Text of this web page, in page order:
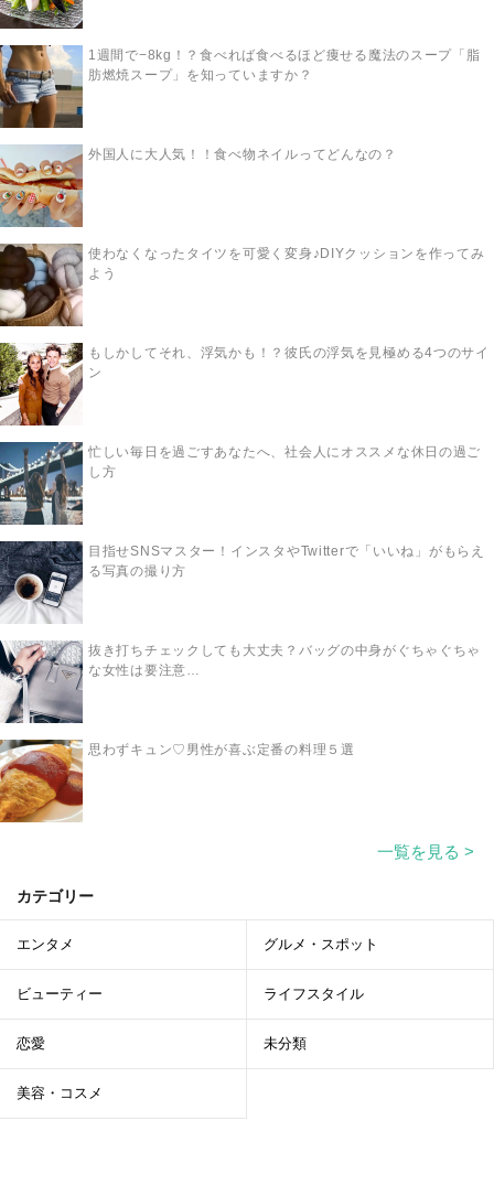
1週間で−8kg！？食べれば食べるほど痩せる魔法のスープ「脂
肪燃焼スープ」を知っていますか？
外国人に大人気！！食べ物ネイルってどんなの？
使わなくなったタイツを可愛く変身♪DIYクッションを作ってみ
よう
もしかしてそれ、浮気かも！？彼氏の浮気を見極める4つのサイ
ン
忙しい毎日を過ごすあなたへ、社会人にオススメな休日の過ご
し方
目指せSNSマスター！インスタやTwitterで「いいね」がもらえ
る写真の撮り方
抜き打ちチェックしても大丈夫？バッグの中身がぐちゃぐちゃ
な女性は要注意…
思わずキュン♡男性が喜ぶ定番の料理５選
一覧を見る >
カテゴリー
エンタメ グルメ・スポット
ビューティー ライフスタイル
恋愛 未分類
美容・コスメ